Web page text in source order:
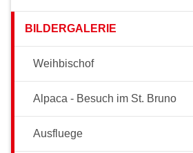
BILDERGALERIE
Weihbischof
Alpaca - Besuch im St. Bruno
Ausfluege